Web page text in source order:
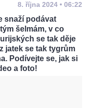
8. října 2024 • 06:22
snaží podávat
šelmám, v co
se tak děje
jatek se tak tygrům
Podívejte se, jak si
a foto!